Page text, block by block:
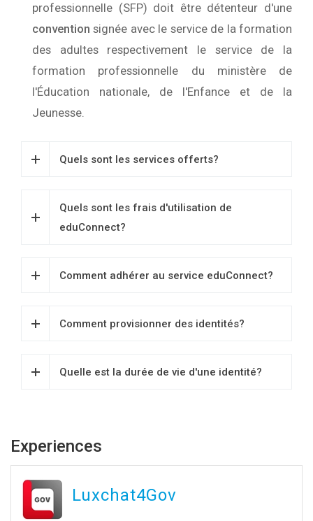
professionnelle (SFP) doit être détenteur d'une
convention signée avec le service de la formation
des adultes respectivement le service de la
formation professionnelle du ministère de
l'Éducation nationale, de l'Enfance et de la
Jeunesse.
Quels sont les services offerts?
Quels sont les frais d'utilisation de
eduConnect?
Comment adhérer au service eduConnect?
Comment provisionner des identités?
Quelle est la durée de vie d'une identité?
Experiences
Luxchat4Gov